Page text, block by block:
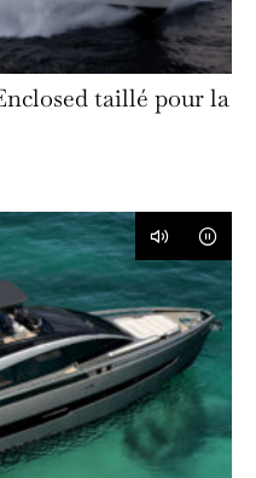
taillé pour la